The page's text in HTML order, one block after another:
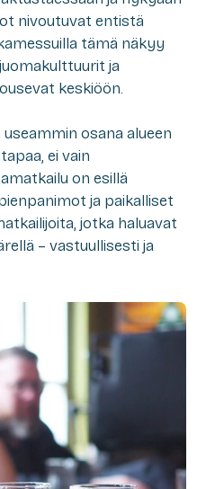
nivoutuvat entistä
tämä näkyy
ja
keskiöön.
osana alueen
ei vain
on esillä
ja paikalliset
jotka haluavat
– vastuullisesti ja